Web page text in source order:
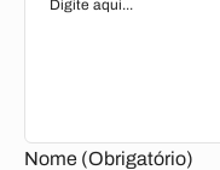
Nome (Obrigatório)